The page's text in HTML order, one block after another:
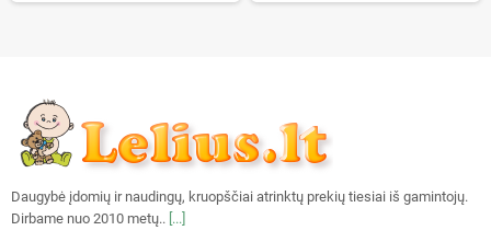
Daugybė įdomių ir naudingų, kruopščiai atrinktų prekių tiesiai iš gamintojų.
Dirbame nuo 2010 metų.. [...]